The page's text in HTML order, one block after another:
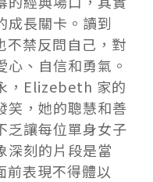
成長關卡。讀到
禁反問自己，對
、自信和勇氣。
，Elizebeth 家的
笑，她的聰慧和善
乏讓每位單身女子
深刻的片段是當
表現不得體以